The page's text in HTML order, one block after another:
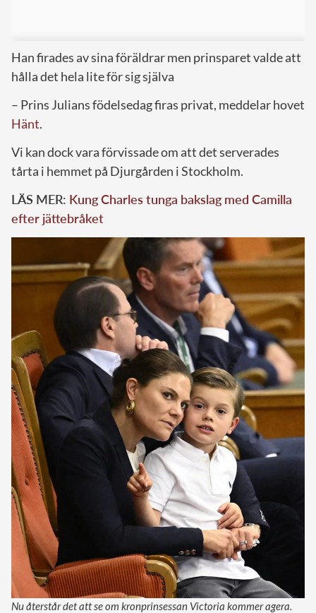
Han firades av sina föräldrar men prinsparet valde att
hålla det hela lite för sig själva
– Prins Julians födelsedag firas privat, meddelar hovet
Hänt.
Vi kan dock vara förvissade om att det serverades
tårta i hemmet på Djurgården i Stockholm.
LÄS MER: Kung Charles tunga bakslag med Camilla
efter jättebråket
Nu återstår det att se om kronprinsessan Victoria kommer agera.